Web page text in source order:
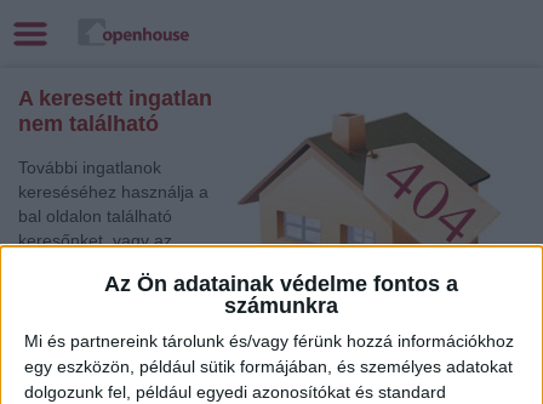
Az Ön adatainak védelme fontos a
számunkra
Mi és partnereink tárolunk és/vagy férünk hozzá információkhoz
egy eszközön, például sütik formájában, és személyes adatokat
dolgozunk fel, például egyedi azonosítókat és standard
A keresett ingatlan
nem található
További ingatlanok
kereséséhez használja a
bal oldalon található
keresőnket, vagy az
Keszthely, Eladó Társasházi lakás, Családi ház, Telek
Eger, Eladó Társasházi lakás